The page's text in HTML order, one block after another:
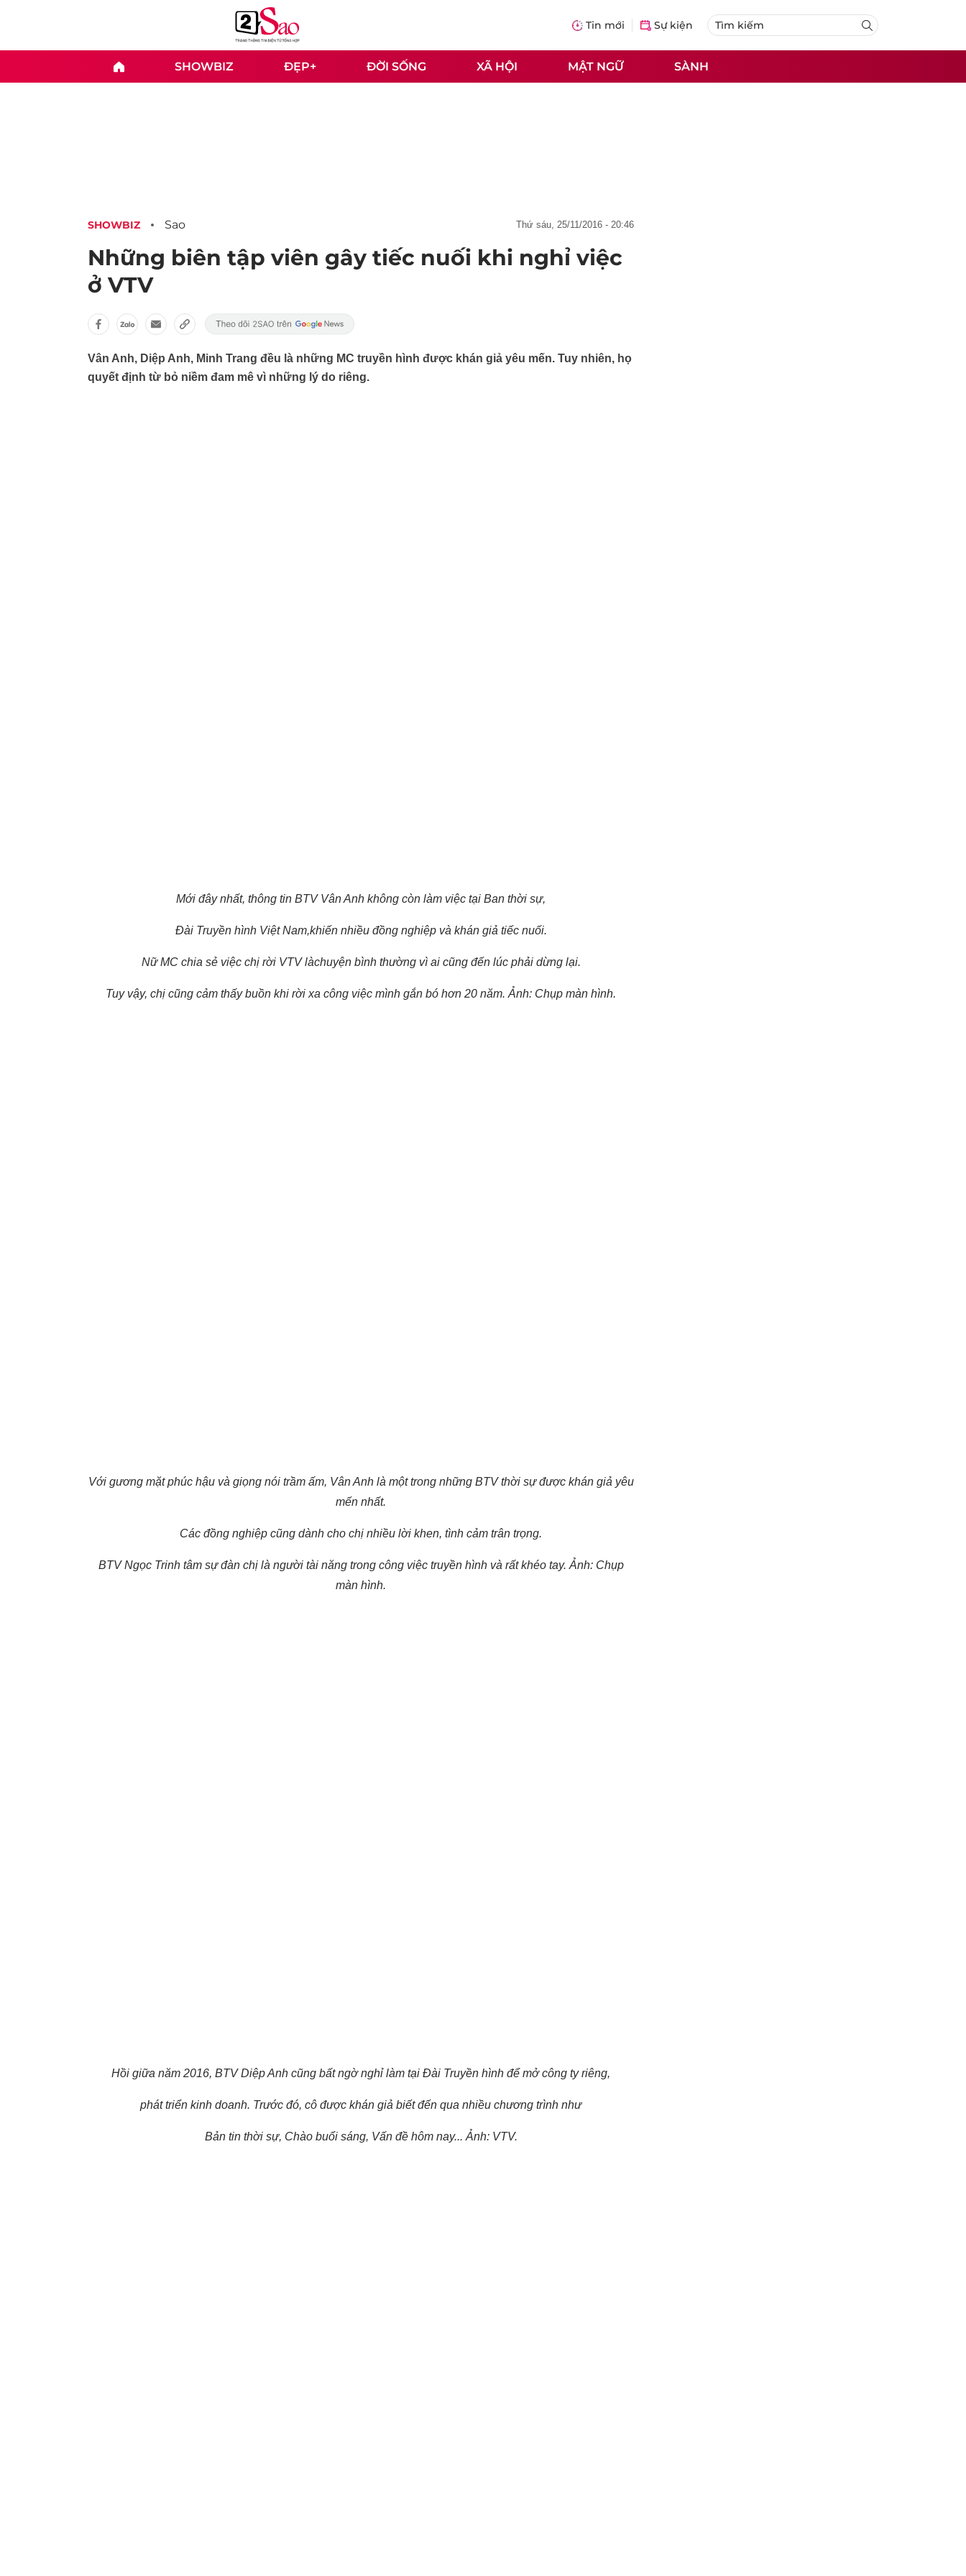
Tin mới Sự kiện
SHOWBIZ ĐẸP+ ĐỜI SỐNG XÃ HỘI MẬT NGỮ SÀNH
SHOWBIZ Sao thứ sáu, 25/11/2016 - 20:46
Những biên tập viên gây tiếc nuối khi nghỉ việc
ở VTV
Vân Anh, Diệp Anh, Minh Trang đều là những MC truyền hình được khán giả yêu mến. Tuy nhiên, họ
quyết định từ bỏ niềm đam mê vì những lý do riêng.
Mới đây nhất, thông tin BTV Vân Anh không còn làm việc tại Ban thời sự,
Đài Truyền hình Việt Nam,khiến nhiều đồng nghiệp và khán giả tiếc nuối.
Nữ MC chia sẻ việc chị rời VTV làchuyện bình thường vì ai cũng đến lúc phải dừng lại.
Tuy vậy, chị cũng cảm thấy buồn khi rời xa công việc mình gắn bó hơn 20 năm. Ảnh: Chụp màn hình.
Với gương mặt phúc hậu và giọng nói trầm ấm, Vân Anh là một trong những BTV thời sự được khán giả yêu
mến nhất.
Các đồng nghiệp cũng dành cho chị nhiều lời khen, tình cảm trân trọng.
BTV Ngọc Trinh tâm sự đàn chị là người tài năng trong công việc truyền hình và rất khéo tay. Ảnh: Chụp
màn hình.
Hồi giữa năm 2016, BTV Diệp Anh cũng bất ngờ nghỉ làm tại Đài Truyền hình để mở công ty riêng,
phát triển kinh doanh. Trước đó, cô được khán giả biết đến qua nhiều chương trình như
Bản tin thời sự, Chào buổi sáng, Vấn đề hôm nay... Ảnh: VTV.